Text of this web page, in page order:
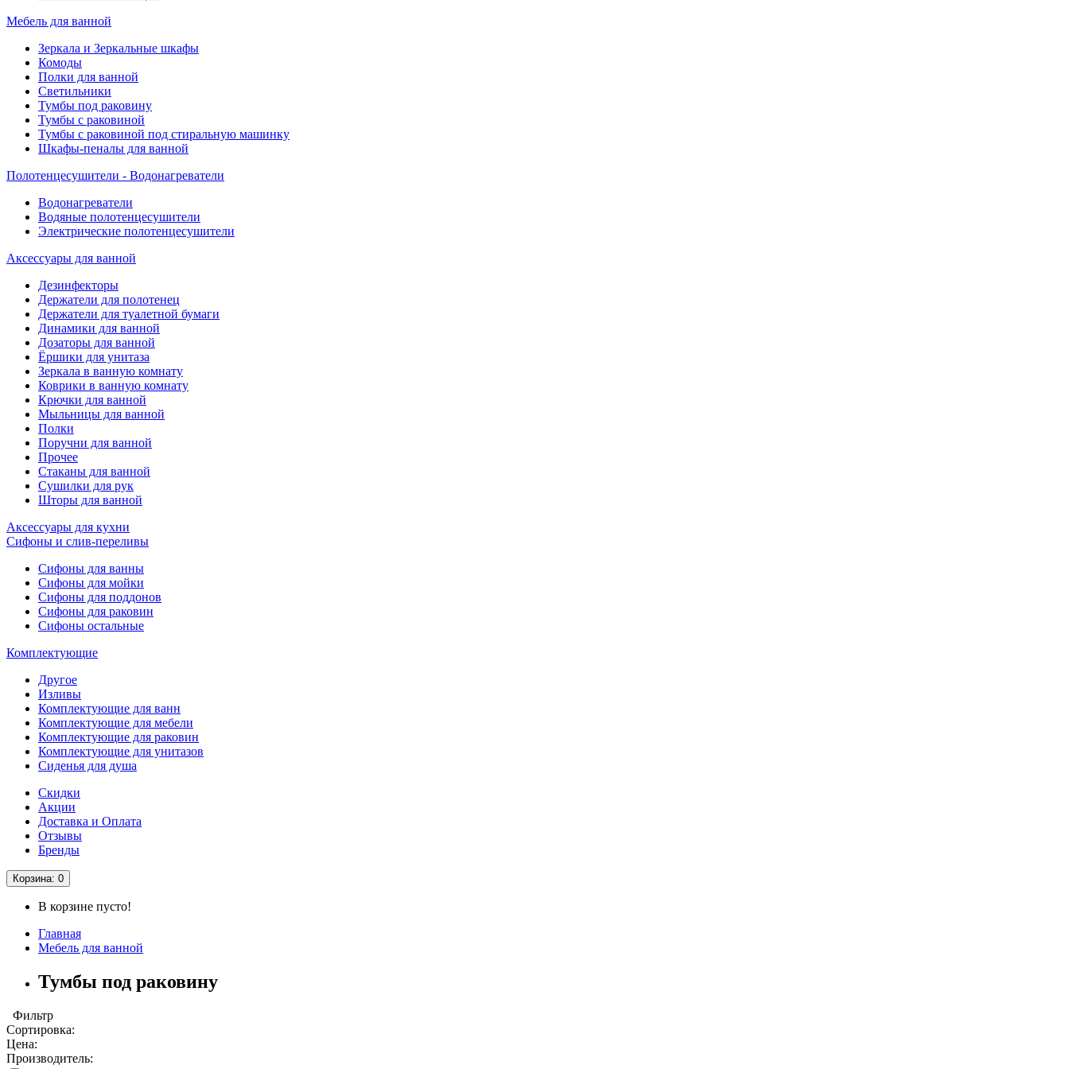
Мебель для ванной
Зеркала и Зеркальные шкафы
Комоды
Полки для ванной
Светильники
Тумбы под раковину
Тумбы с раковиной
Тумбы с раковиной под стиральную машинку
Шкафы-пеналы для ванной
Полотенцесушители - Водонагреватели
Водонагреватели
Водяные полотенцесушители
Электрические полотенцесушители
Аксессуары для ванной
Дезинфекторы
Держатели для полотенец
Держатели для туалетной бумаги
Динамики для ванной
Дозаторы для ванной
Ёршики для унитаза
Зеркала в ванную комнату
Коврики в ванную комнату
Крючки для ванной
Мыльницы для ванной
Полки
Поручни для ванной
Прочее
Стаканы для ванной
Сушилки для рук
Шторы для ванной
Аксессуары для кухни
Сифоны и слив-переливы
Сифоны для ванны
Сифоны для мойки
Сифоны для поддонов
Сифоны для раковин
Сифоны остальные
Комплектующие
Другое
Изливы
Комплектующие для ванн
Комплектующие для мебели
Комплектующие для раковин
Комплектующие для унитазов
Сиденья для душа
Скидки
Акции
Доставка и Оплата
Отзывы
Бренды
Корзина: 0
В корзине пусто!
Главная
Мебель для ванной
Тумбы под раковину
Фильтр
Сортировка:
Цена:
Производитель: